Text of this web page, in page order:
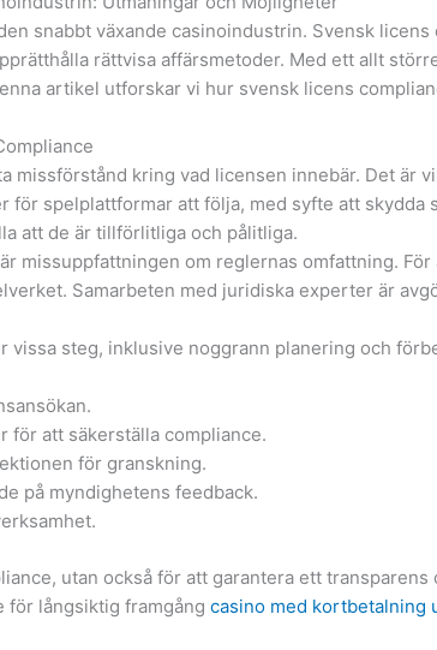
snabbt växande casinoindustrin. Svensk
rättvisa affärsmetoder. Med ett allt
artikel utforskar vi hur svensk licens
missförstånd kring vad licensen innebär. Det är
spelplattformar att följa, med syfte att skydda
att de är tillförlitliga och pålitliga.
missuppfattningen om reglernas omfattning.
Samarbeten med juridiska experter är
steg, inklusive noggrann planering och
för att säkerställa compliance.
för granskning.
på myndighetens feedback.
utan också för att garantera ett
för långsiktig framgång casino med kortbetalning